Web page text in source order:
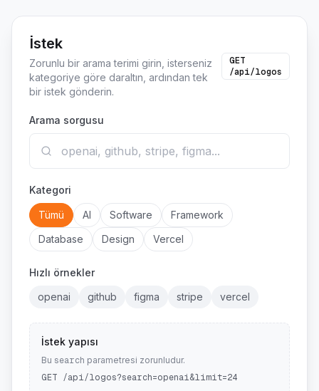
İstek
Zorunlu bir arama terimi girin, isterseniz
kategoriye göre daraltın, ardından tek
bir istek gönderin.
GET
/api/logos
Arama sorgusu
Kategori
Tümü AI Software
Framework
Database
Design Vercel
Hızlı örnekler
openai
github figma stripe vercel
İstek yapısı
Bu search parametresi zorunludur.
GET /api/logos?search=openai&limit=24